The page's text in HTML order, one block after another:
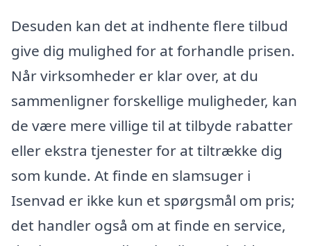
Desuden kan det at indhente flere tilbud
give dig mulighed for at forhandle prisen.
Når virksomheder er klar over, at du
sammenligner forskellige muligheder, kan
de være mere villige til at tilbyde rabatter
eller ekstra tjenester for at tiltrække dig
som kunde. At finde en slamsuger i
Isenvad er ikke kun et spørgsmål om pris;
det handler også om at finde en service,